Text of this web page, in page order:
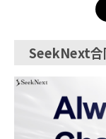
SeekNext合